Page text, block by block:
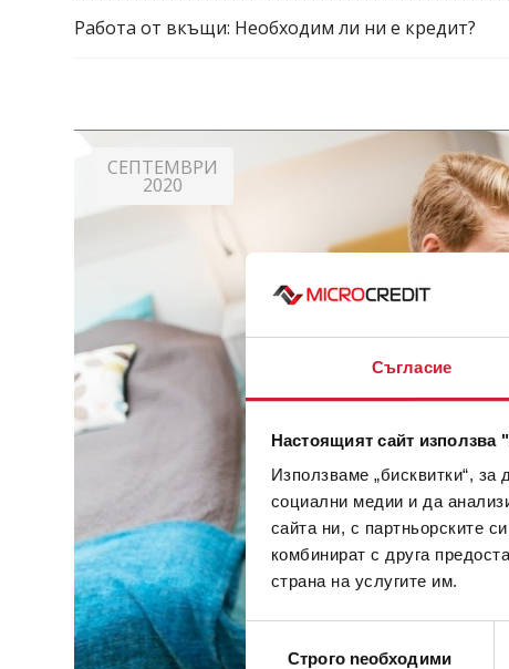
Съгласие
Настоящият сайт използва
Използваме „бисквитки“,
социални медии и да
сайта ни, с партньорските
комбинират с друга
страна на услугите им.
Избор
Строго nеобходими
Работа от вкъщи: Необходим ли ни е кредит?
СЕПТЕМВРИ
2020